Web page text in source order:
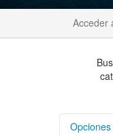
Acceder